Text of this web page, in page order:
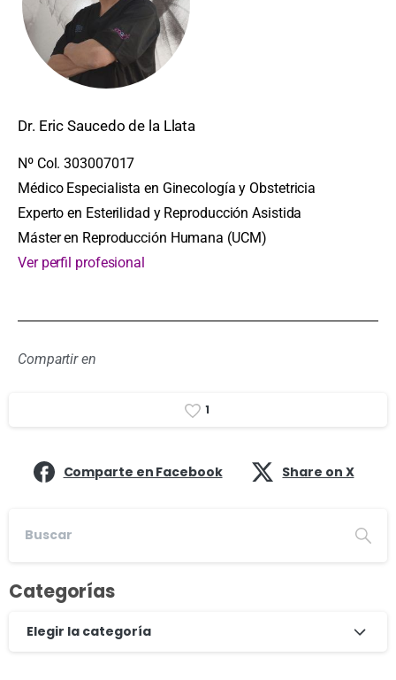
Dr. Eric Saucedo de la Llata
Nº Col. 303007017
Médico Especialista en Ginecología y Obstetricia
Experto en Esterilidad y Reproducción Asistida
Máster en Reproducción Humana (UCM)
Ver perfil profesional
Compartir en
1
Comparte en Facebook Share on X
Categorías
Elegir la categoría